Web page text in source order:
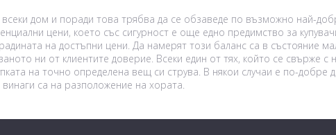
дом и поради това трябва да се обзаведе по възможно най-
цени, което със сигурност е още едно предимство за
на достъпни цени. Да намерят този баланс са в състояние
ни от клиентите доверие. Всеки един от тях, който се свърже
на точно определена вещ си струва. В някои случаи е по-добре
са на разположение на хората.